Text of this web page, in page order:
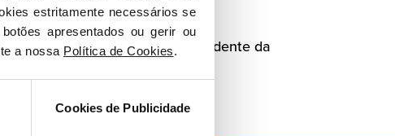
estritamente necessários se
apresentados ou gerir ou
a nossa Política de Cookies.
Cookies de Publicidade
Aguiar-Branco foi eleito Presidente da